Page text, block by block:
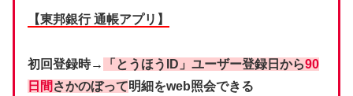
【東邦銀行 通帳アプリ】
初回登録時→ 「とうほうID」ユーザー登録日から90
日間 さかのぼって明細をweb照会できる